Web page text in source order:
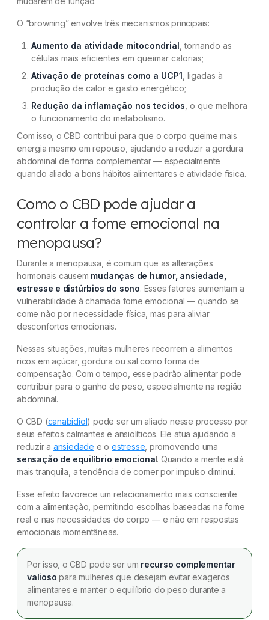
O “browning” envolve três mecanismos principais:
Aumento da atividade mitocondrial , tornando as
células mais eficientes em queimar calorias;
Ativação de proteínas como a UCP1 , ligadas à
produção de calor e gasto energético;
Redução da inflamação nos tecidos , o que melhora
o funcionamento do metabolismo.
Com isso, o CBD contribui para que o corpo queime mais
energia mesmo em repouso, ajudando a reduzir a gordura
abdominal de forma complementar — especialmente
quando aliado a bons hábitos alimentares e atividade física.
Como o CBD pode ajudar a
controlar a fome emocional na
menopausa?
Durante a menopausa, é comum que as alterações
hormonais causem mudanças de humor, ansiedade,
estresse e distúrbios do sono. Esses fatores aumentam a
vulnerabilidade à chamada fome emocional — quando se
come não por necessidade física, mas para aliviar
desconfortos emocionais.
Nessas situações, muitas mulheres recorrem a alimentos
ricos em açúcar, gordura ou sal como forma de
compensação. Com o tempo, esse padrão alimentar pode
contribuir para o ganho de peso, especialmente na região
abdominal.
O CBD (canabidiol) pode ser um aliado nesse processo por
seus efeitos calmantes e ansiolíticos. Ele atua ajudando a
reduzir a ansiedade e o estresse , promovendo uma
sensação de equilíbrio emocional. Quando a mente está
mais tranquila, a tendência de comer por impulso diminui.
Esse efeito favorece um relacionamento mais consciente
com a alimentação, permitindo escolhas baseadas na fome
real e nas necessidades do corpo — e não em respostas
emocionais momentâneas.
Por isso, o CBD pode ser um recurso complementar
valioso para mulheres que desejam evitar exageros
alimentares e manter o equilíbrio do peso durante a
menopausa.